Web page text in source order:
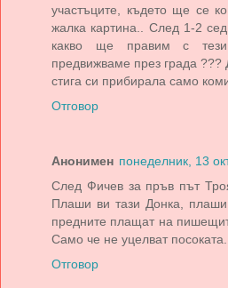
участъците, където ще се
жалка картина.. След 1-2
какво ще правим с
предвижваме през града
стига си прибирала само
Отговор
Анонимен понеделник, 13
След Фичев за пръв път
Плаши ви тази Донка,
предните плащат на
Само че не уцелват посоката.
Отговор